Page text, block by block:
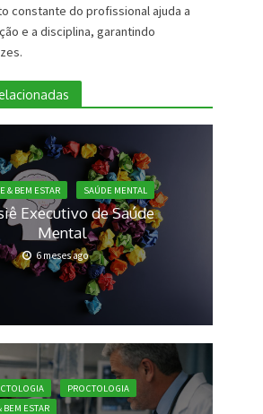
constante do profissional ajuda a
e a disciplina, garantindo
& BEM ESTAR SAÚDE MENTAL
Executivo de Saúde
Mental
6 meses ago
PROCTOLOGIA
BEM ESTAR